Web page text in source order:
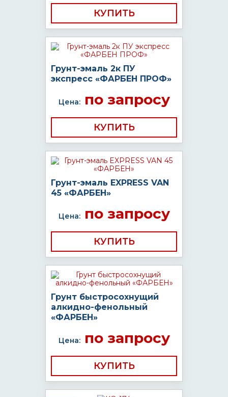
КУПИТЬ
Грунт-эмаль 2к ПУ
экспресс «ФАРБЕН ПРОФ»
Цена:по запросу
КУПИТЬ
Грунт-эмаль EXPRESS VAN
45 «ФАРБЕН»
Цена:по запросу
КУПИТЬ
Грунт быстросохнущий
алкидно-фенольный
«ФАРБЕН»
Цена:по запросу
КУПИТЬ